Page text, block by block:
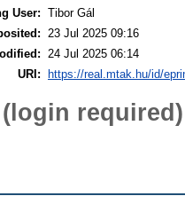
User: Tibor Gál
23 Jul 2025 09:16
24 Jul 2025 06:14
URI:
https://real.mtak.hu/id/
required)